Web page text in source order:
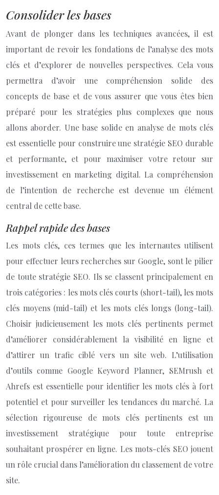
Consolider les bases
Avant de plonger dans les techniques avancées, il est
important de revoir les fondations de l’analyse des mots
clés et d’explorer de nouvelles perspectives. Cela vous
permettra d’avoir une compréhension solide des
concepts de base et de vous assurer que vous êtes bien
préparé pour les stratégies plus complexes que nous
allons aborder. Une base solide en analyse de mots clés
est essentielle pour construire une stratégie SEO durable
et performante, et pour maximiser votre retour sur
investissement en marketing digital. La compréhension
de l’intention de recherche est devenue un élément
central de cette base.
Rappel rapide des bases
Les mots clés, ces termes que les internautes utilisent
pour effectuer leurs recherches sur Google, sont le pilier
de toute stratégie SEO. Ils se classent principalement en
trois catégories : les mots clés courts (short-tail), les mots
clés moyens (mid-tail) et les mots clés longs (long-tail).
Choisir judicieusement les mots clés pertinents permet
d’améliorer considérablement la visibilité en ligne et
d’attirer un trafic ciblé vers un site web. L’utilisation
d’outils comme Google Keyword Planner, SEMrush et
Ahrefs est essentielle pour identifier les mots clés à fort
potentiel et pour surveiller les tendances du marché. La
sélection rigoureuse de mots clés pertinents est un
investissement stratégique pour toute entreprise
souhaitant prospérer en ligne. Les mots-clés SEO jouent
un rôle crucial dans l’amélioration du classement de votre
site.